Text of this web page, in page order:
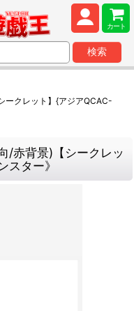
カート
検索
クレット】{アジアQCAC-
赤背景)【シークレッ
スター》